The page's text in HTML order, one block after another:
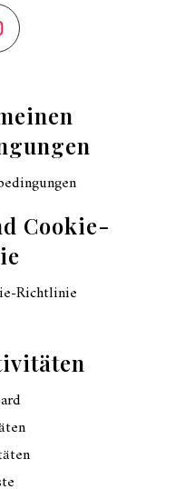
Cookie-
Richtlinie